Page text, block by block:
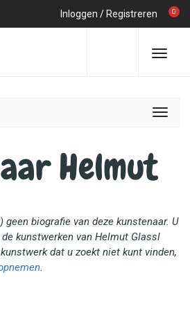
Inloggen / Registreren 0
Helmut
biografie van deze kunstenaar. U
kunstwerken van Helmut Glassl
dat u zoekt niet kunt vinden,
.